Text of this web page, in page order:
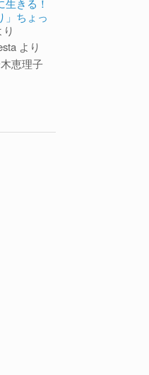
生きる！
」ちょっ
り
より
恵理子